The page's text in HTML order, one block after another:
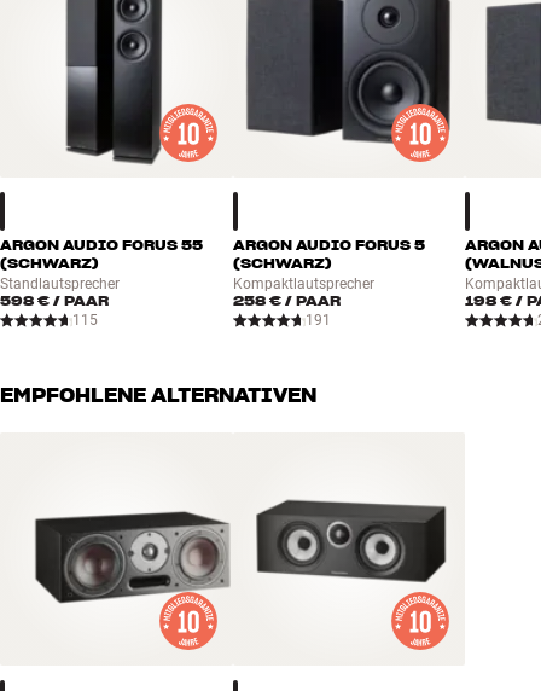
ARGON AUDIO FORUS 55
(SCHWARZ)
Standlautsprecher
598 € / PAAR
115
ARGON AUDIO FORUS 5
(SCHWARZ)
Kompaktlautsprecher
258 €/ PAAR
191
ARGON
198 € /
EMPFOHLENE ALTERNATIVEN